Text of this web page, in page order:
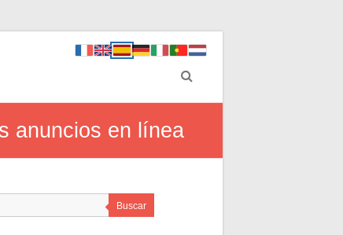
anuncios en línea
Buscar